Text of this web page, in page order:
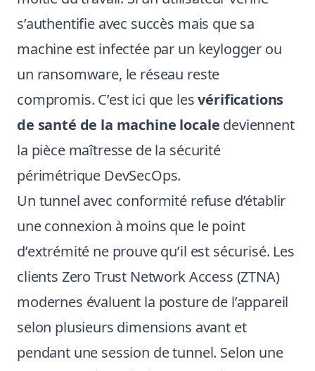
s’authentifie avec succès mais que sa
machine est infectée par un keylogger ou
un ransomware, le réseau reste
compromis. C’est ici que lesvérifications
de santé de la machine locale deviennent
la pièce maîtresse de la sécurité
périmétrique DevSecOps.
Un tunnel avec conformité refuse d’établir
une connexion à moins que le point
d’extrémité ne prouve qu’il est sécurisé. Les
clients Zero Trust Network Access (ZTNA)
modernes évaluent la posture de l’appareil
selon plusieurs dimensions avant et
pendant une session de tunnel. Selon une